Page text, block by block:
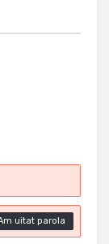
uitat parola